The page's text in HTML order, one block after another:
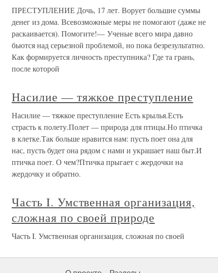
ПРЕСТУПЛЕНИЕ Дочь, 17 лет. Ворует большие суммы
денег из дома. Всевозможные меры не помогают (даже не
раскаивается). Помогите!— Ученые всего мира давно
бьются над серьезной проблемой, но пока безрезультатно.
Как формируется личность преступника? Где та грань,
после которой
Насилие — тяжкое преступление
Насилие — тяжкое преступление Есть крылья.Есть
страсть к полету.Полет — природа для птицы.Но птичка
в клетке.Так больше нравится нам: пусть поет она для
нас, пусть будет она рядом с нами и украшает наш быт.И
птичка поет. О чем?Птичка прыгает с жердочки на
жердочку и обратно.
Часть I. Умственная организация,
сложная по своей природе
Часть I. Умственная организация, сложная по своей